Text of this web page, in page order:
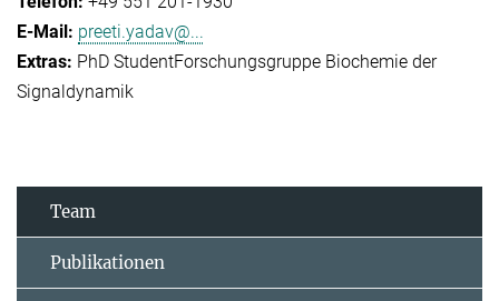
preeti.yadav@...
PhD StudentForschungsgruppe Biochemie der
Signaldynamik
Team
Publikationen